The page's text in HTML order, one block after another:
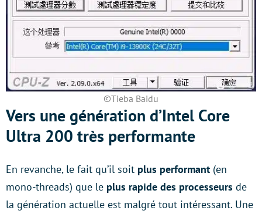
©Tieba Baidu
Vers une génération d’Intel Core
Ultra 200 très performante
En revanche, le fait qu’il soit plus performant (en
mono-threads) que le plus rapide des processeurs de
la génération actuelle est malgré tout intéressant. Une